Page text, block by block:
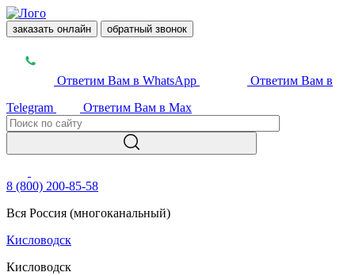
заказать онлайн обратный звонок
Ответим Вам в WhatsApp
Ответим Вам в
Telegram
Ответим Вам в Max
8 (800) 200-85-58
Вся Россия (многоканальный)
Кисловодск
Кисловодск